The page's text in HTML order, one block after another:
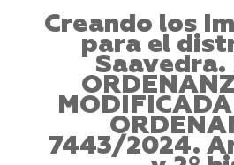
Creando los
para el
Saavedra.
7443/2024.